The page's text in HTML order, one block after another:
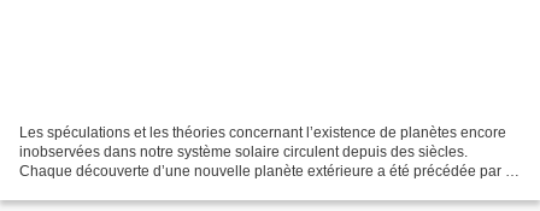
Les spéculations et les théories concernant l’existence de planètes encore
inobservées dans notre système solaire circulent depuis des siècles.
Chaque découverte d’une nouvelle planète extérieure a été précédée par la